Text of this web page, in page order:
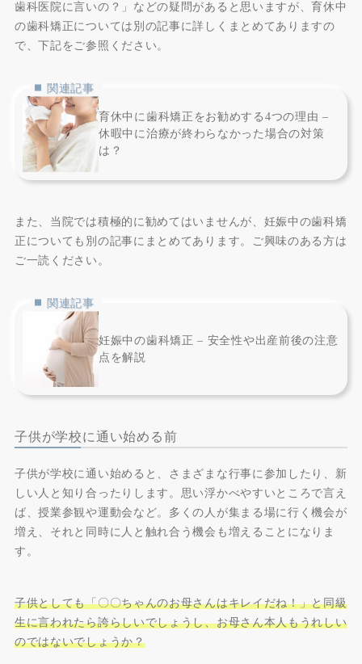
歯科医院に言いの？」などの疑問があると思いますが、育休中
の歯科矯正については別の記事に詳しくまとめてありますの
で、下記をご参照ください。
関連記事
育休中に歯科矯正をお勧めする4つの理由 –
休暇中に治療が終わらなかった場合の対策
は？
また、当院では積極的に勧めてはいませんが、妊娠中の歯科矯
正についても別の記事にまとめてあります。ご興味のある方は
ご一読ください。
関連記事
妊娠中の歯科矯正 – 安全性や出産前後の注意
点を解説
子供が学校に通い始める前
子供が学校に通い始めると、さまざまな行事に参加したり、新
しい人と知り合ったりします。思い浮かべやすいところで言え
ば、授業参観や運動会など。多くの人が集まる場に行く機会が
増え、それと同時に人と触れ合う機会も増えることになりま
す。
子供としても「〇〇ちゃんのお母さんはキレイだね！」と同級
生に言われたら誇らしいでしょうし、お母さん本人もうれしい
のではないでしょうか？